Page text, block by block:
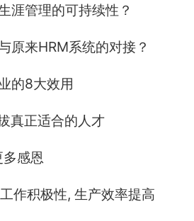
管理的可持续性？
来HRM系统的对接？
8大效用
正适合的人才
感恩
积极性, 生产效率提高